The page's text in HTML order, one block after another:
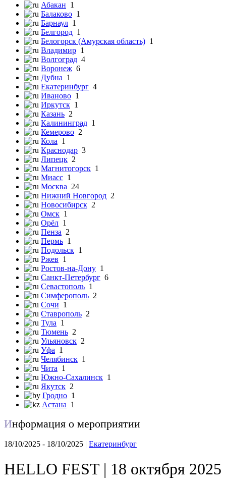
Абакан 1
Балаково 1
Барнаул 1
Белгород 1
Белогорск (Амурская область) 1
Владимир 1
Волгоград 4
Воронеж 6
Дубна 1
Екатеринбург 4
Иваново 1
Иркутск 1
Казань 2
Калининград 1
Кемерово 2
Кола 1
Краснодар 3
Липецк 2
Магнитогорск 1
Миасс 1
Москва 24
Нижний Новгород 2
Новосибирск 2
Омск 1
Орёл 1
Пенза 2
Пермь 1
Подольск 1
Ржев 1
Ростов-на-Дону 1
Санкт-Петербург 6
Севастополь 1
Симферополь 2
Сочи 1
Ставрополь 2
Тула 1
Тюмень 2
Ульяновск 2
Уфа 1
Челябинск 1
Чита 1
Южно-Сахалинск 1
Якутск 2
Гродно 1
Астана 1
Информация о мероприятии
18/10/2025 - 18/10/2025 | Екатеринбург
HELLO FEST | 18 октября 2025